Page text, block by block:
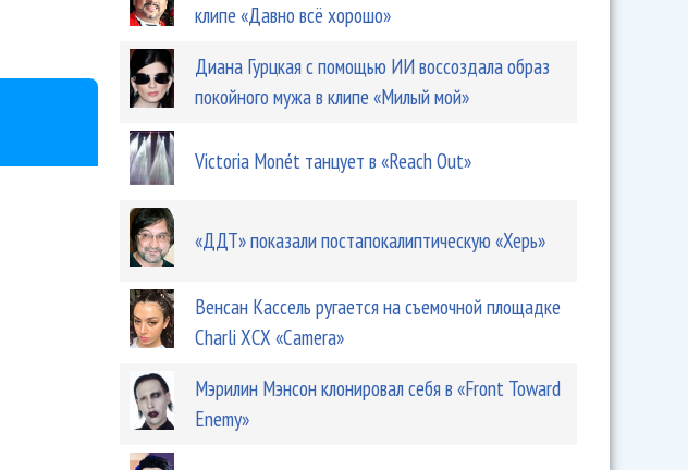
клипе «Давно всё хорошо»
Диана Гурцкая с помощью ИИ воссоздала образ
покойного мужа в клипе «Милый мой»
Victoria Monét танцует в «Reach Out»
«ДДТ» показали постапокалиптическую «Херь»
Венсан Кассель ругается на съемочной площадке
Charli XCX «Camera»
Мэрилин Мэнсон клонировал себя в «Front Toward
Enemy»